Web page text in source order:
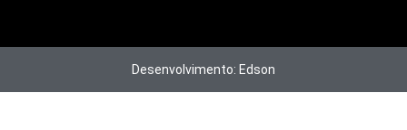
Desenvolvimento: Edson